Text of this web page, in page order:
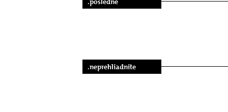
.neprehliadnite